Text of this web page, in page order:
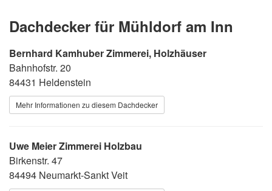
Dachdecker für Mühldorf am Inn
Bernhard Kamhuber Zimmerei, Holzhäuser
Bahnhofstr. 20
84431 Heldenstein
Mehr Informationen zu diesem Dachdecker
Uwe Meier Zimmerei Holzbau
Birkenstr. 47
84494 Neumarkt-Sankt Veit